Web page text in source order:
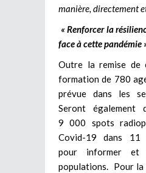
manière, directement
« Renforcer la
face à cette pandémie
Outre la remise de
formation de 780
prévue dans les
Seront également
9 000 spots
Covid-19 dans 11
pour informer et
populations. Pour la